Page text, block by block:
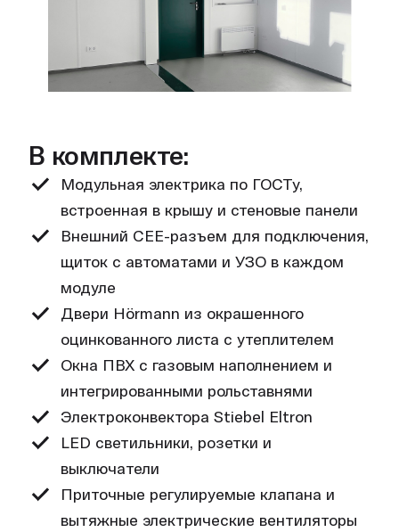
В комплекте:
Модульная электрика по ГОСТу,
встроенная в крышу и стеновые панели
Внешний CEE-разъем для подключения,
щиток с автоматами и УЗО в каждом
модуле
Двери Hörmann из окрашенного
оцинкованного листа с утеплителем
Окна ПВХ с газовым наполнением и
интегрированными рольставнями
Электроконвектора Stiebel Eltron
LED светильники, розетки и
выключатели
Приточные регулируемые клапана и
вытяжные электрические вентиляторы